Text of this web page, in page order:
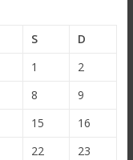
S
D
1
2
8
9
15
16
22
23